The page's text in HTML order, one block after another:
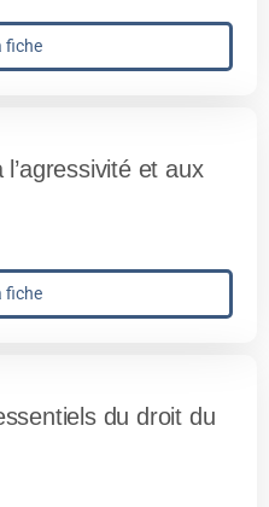
fiche
et aux
fiche
du droit du